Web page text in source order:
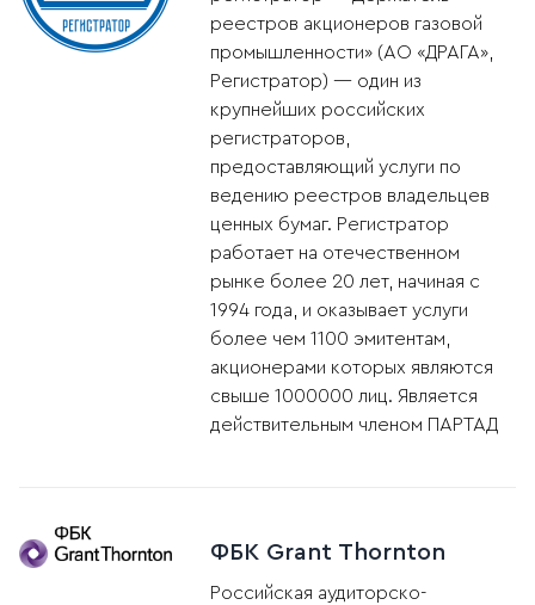
реестров акционеров газовой
промышленности» (АО «ДРАГА»,
Регистратор) — один из
крупнейших российских
регистраторов,
предоставляющий услуги по
ведению реестров владельцев
ценных бумаг. Регистратор
работает на отечественном
рынке более 20 лет, начиная с
1994 года, и оказывает услуги
более чем 1100 эмитентам,
акционерами которых являются
свыше 1000000 лиц. Является
действительным членом ПАРТАД
ФБК Grant Thornton
Российская аудиторско-